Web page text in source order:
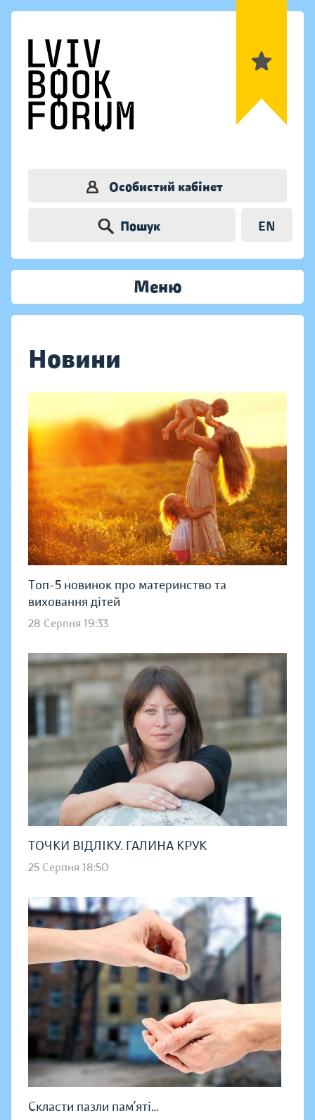
Особистий кабінет
Пошук EN
Меню
Новини
Топ-5 новинок про материнство та
виховання дітей
28 Серпня 19:33
ТОЧКИ ВІДЛІКУ. ГАЛИНА КРУК
25 Серпня 18:50
Скласти пазли пам’яті…